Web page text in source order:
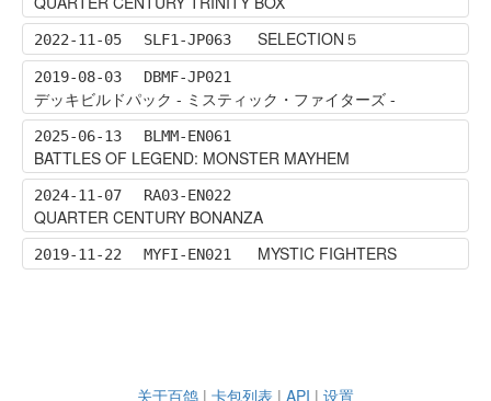
2022-11-05 SLF1-JP063 SELECTION５
2019-08-03 DBMF-JP021
デッキビルドパック - ミスティック・ファイターズ -
2025-06-13 BLMM-EN061
BATTLES OF LEGEND: MONSTER MAYHEM
2024-11-07 RA03-EN022
QUARTER CENTURY BONANZA
2019-11-22 MYFI-EN021 MYSTIC FIGHTERS
关于百鸽 | 卡包列表 | API | 设置